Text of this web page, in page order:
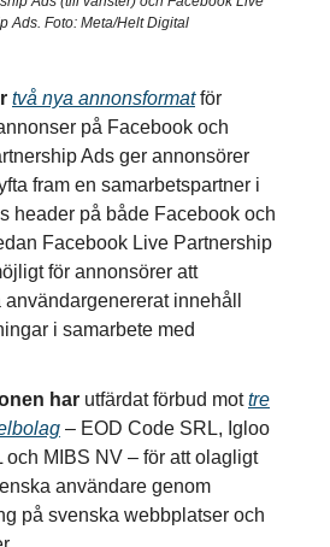
Ads. Foto: Meta/Helt Digital
två nya annonsformatför
på Facebook och
Ads ger annonsörer
fram en samarbetspartner i
header på både Facebook och
Facebook Live Partnership
för annonsörer att
innehåll
i samarbete med
har utfärdat förbud mottre
– EOD Code SRL, Igloo
och MIBS NV – för att olagligt
användare genom
på svenska webbplatser och